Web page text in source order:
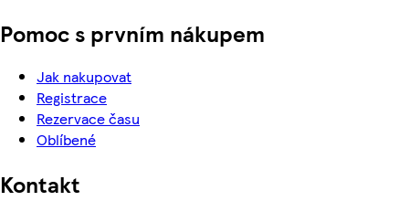
Pomoc s prvním nákupem
Jak nakupovat
Registrace
Rezervace času
Oblíbené
Kontakt